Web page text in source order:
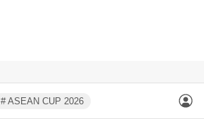
# ASEAN CUP 2026